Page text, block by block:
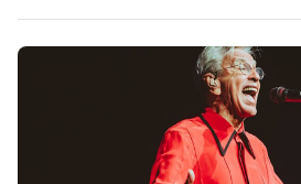
da criativa mistura de bombom de
amor, esse novo...